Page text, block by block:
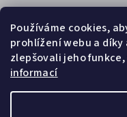
Používáme cookies,
prohlížení webu a
zlepšovali jeho
informací
Sledovat